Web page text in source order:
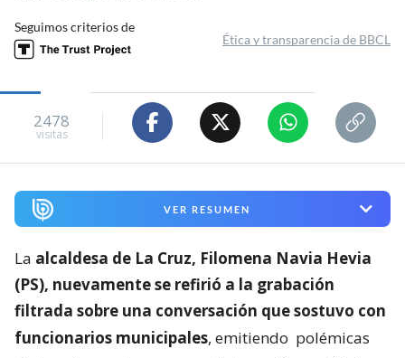
Seguimos criterios de
Ética y transparencia de BBCL
2478
visitas
VER RESUMEN
La alcaldesa de La Cruz, Filomena Navia Hevia
(PS), nuevamente se refirió a la grabación
filtrada sobre una conversación que sostuvo con
funcionarios municipales, emitiendo polémicas